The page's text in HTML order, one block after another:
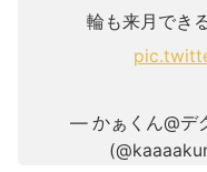
輪も来月でき
— かぁくん@デ